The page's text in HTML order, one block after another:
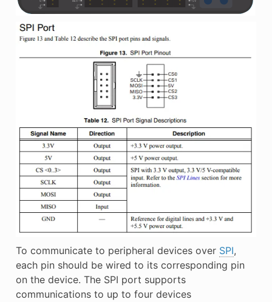
To communicate to peripheral devices over SPI,
each pin should be wired to its corresponding pin
on the device. The SPI port supports
communications to up to four devices